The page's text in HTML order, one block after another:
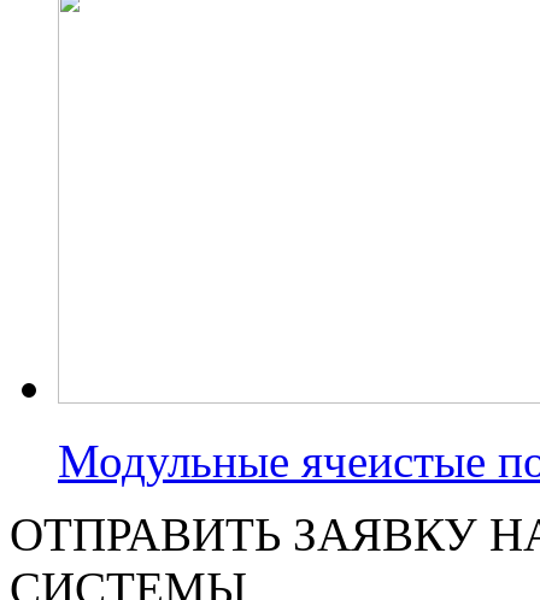
Модульные ячеистые
ОТПРАВИТЬ ЗАЯВКУ
СИСТЕМЫ